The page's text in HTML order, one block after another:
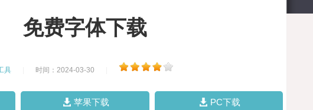
免费字体下载
具 时间：2024-03-30
苹果下载 PC下载